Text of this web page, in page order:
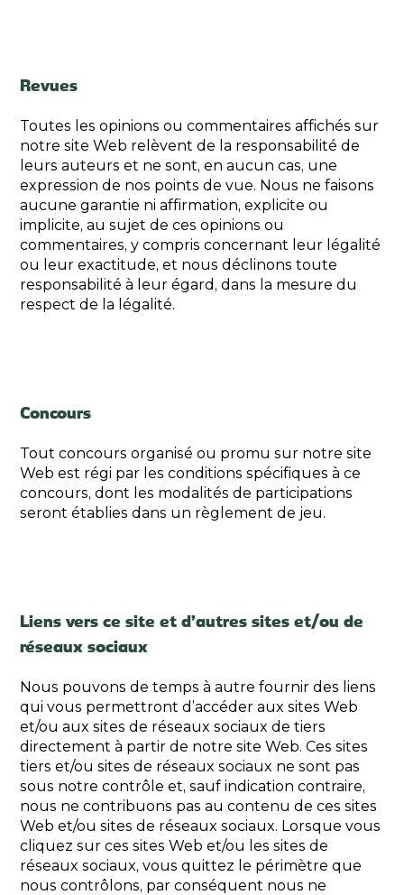
Revues
Toutes les opinions ou commentaires affichés sur
notre site Web relèvent de la responsabilité de
leurs auteurs et ne sont, en aucun cas, une
expression de nos points de vue. Nous ne faisons
aucune garantie ni affirmation, explicite ou
implicite, au sujet de ces opinions ou
commentaires, y compris concernant leur légalité
ou leur exactitude, et nous déclinons toute
responsabilité à leur égard, dans la mesure du
respect de la légalité.
Concours
Tout concours organisé ou promu sur notre site
Web est régi par les conditions spécifiques à ce
concours, dont les modalités de participations
seront établies dans un règlement de jeu.
Liens vers ce site et d’autres sites et/ou de
réseaux sociaux
Nous pouvons de temps à autre fournir des liens
qui vous permettront d’accéder aux sites Web
et/ou aux sites de réseaux sociaux de tiers
directement à partir de notre site Web. Ces sites
tiers et/ou sites de réseaux sociaux ne sont pas
sous notre contrôle et, sauf indication contraire,
nous ne contribuons pas au contenu de ces sites
Web et/ou sites de réseaux sociaux. Lorsque vous
cliquez sur ces sites Web et/ou les sites de
réseaux sociaux, vous quittez le périmètre que
nous contrôlons, par conséquent nous ne